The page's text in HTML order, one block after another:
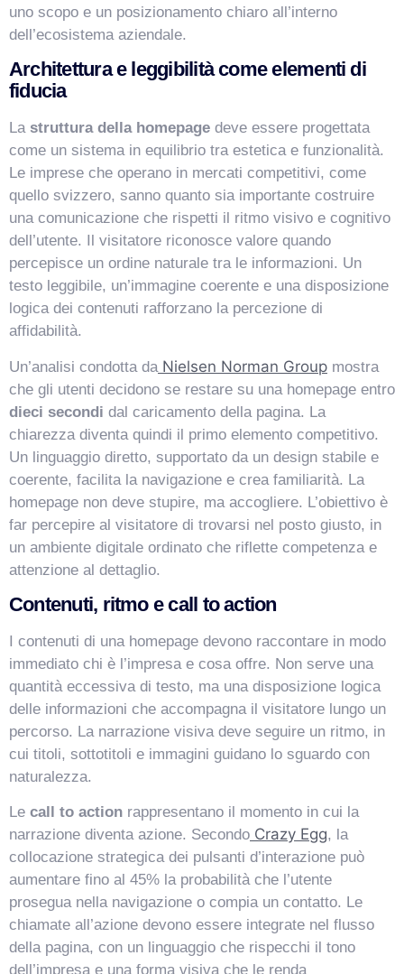
uno scopo e un posizionamento chiaro all’interno
dell’ecosistema aziendale.
Architettura e leggibilità come elementi di
fiducia
La struttura della homepage deve essere progettata
come un sistema in equilibrio tra estetica e funzionalità.
Le imprese che operano in mercati competitivi, come
quello svizzero, sanno quanto sia importante costruire
una comunicazione che rispetti il ritmo visivo e cognitivo
dell’utente. Il visitatore riconosce valore quando
percepisce un ordine naturale tra le informazioni. Un
testo leggibile, un’immagine coerente e una disposizione
logica dei contenuti rafforzano la percezione di
affidabilità.
Un’analisi condotta da Nielsen Norman Group mostra
che gli utenti decidono se restare su una homepage entro
dieci secondi dal caricamento della pagina. La
chiarezza diventa quindi il primo elemento competitivo.
Un linguaggio diretto, supportato da un design stabile e
coerente, facilita la navigazione e crea familiarità. La
homepage non deve stupire, ma accogliere. L’obiettivo è
far percepire al visitatore di trovarsi nel posto giusto, in
un ambiente digitale ordinato che riflette competenza e
attenzione al dettaglio.
Contenuti, ritmo e call to action
I contenuti di una homepage devono raccontare in modo
immediato chi è l’impresa e cosa offre. Non serve una
quantità eccessiva di testo, ma una disposizione logica
delle informazioni che accompagna il visitatore lungo un
percorso. La narrazione visiva deve seguire un ritmo, in
cui titoli, sottotitoli e immagini guidano lo sguardo con
naturalezza.
Le call to action rappresentano il momento in cui la
narrazione diventa azione. Secondo Crazy Egg, la
collocazione strategica dei pulsanti d’interazione può
aumentare fino al 45% la probabilità che l’utente
prosegua nella navigazione o compia un contatto. Le
chiamate all’azione devono essere integrate nel flusso
della pagina, con un linguaggio che rispecchi il tono
dell’impresa e una forma visiva che le renda
Salve! Sono VismarChat, l'agente AI di Vismarcorp. In
cosa possiamo esserti utile?